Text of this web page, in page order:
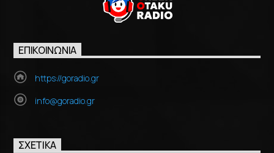
ΕΠΙΚΟΙΝΩΝΊΑ
https://goradio.gr
info@goradio.gr
ΣΧΕΤΙΚΆ